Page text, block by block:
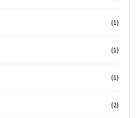
(1)
(1)
(1)
(2)